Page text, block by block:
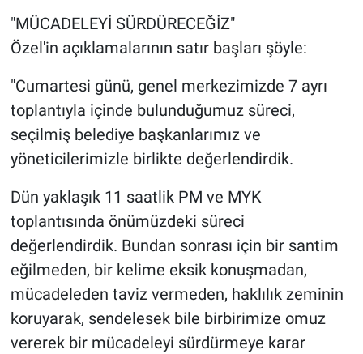
"MÜCADELEYİ SÜRDÜRECEĞİZ"
Özel'in açıklamalarının satır başları şöyle:
"Cumartesi günü, genel merkezimizde 7 ayrı
toplantıyla içinde bulunduğumuz süreci,
seçilmiş belediye başkanlarımız ve
yöneticilerimizle birlikte değerlendirdik.
Dün yaklaşık 11 saatlik PM ve MYK
toplantısında önümüzdeki süreci
değerlendirdik. Bundan sonrası için bir santim
eğilmeden, bir kelime eksik konuşmadan,
mücadeleden taviz vermeden, haklılık zeminin
koruyarak, sendelesek bile birbirimize omuz
vererek bir mücadeleyi sürdürmeye karar